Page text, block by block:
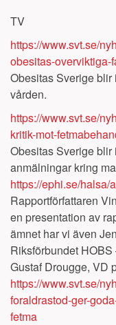
TV
https://www.svt.se/
obesitas-overviktiga-
Obesitas Sverige
vården.
https://www.svt.se/
kritik-mot-
Obesitas Sverige
anmälningar kring
https://ephi.se/halsa/
Rapportförfattaren
en presentation av
ämnet har vi även
Riksförbundet
Gustaf Drougge, VD
https://www.svt.se/
foraldrastod-ger-
fetma